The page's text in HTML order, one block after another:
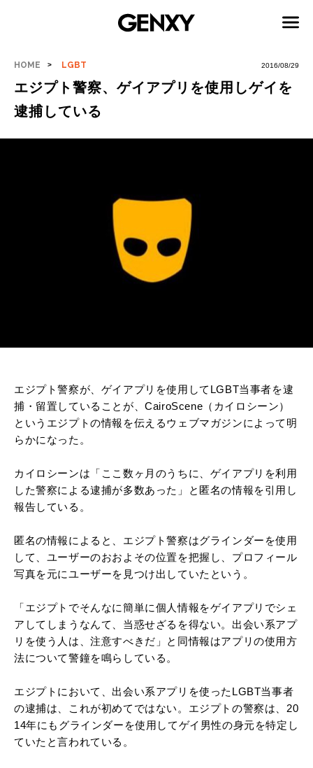
HOME LGBT 2016/08/29
エジプト警察、ゲイアプリを使用しゲイを
逮捕している
エジプト警察が、ゲイアプリを使用してLGBT当事者を逮
捕・留置していることが、CairoScene（カイロシーン）
というエジプトの情報を伝えるウェブマガジンによって明
らかになった。
カイロシーンは「ここ数ヶ月のうちに、ゲイアプリを利用
した警察による逮捕が多数あった」と匿名の情報を引用し
報告している。
匿名の情報によると、エジプト警察はグラインダーを使用
して、ユーザーのおおよその位置を把握し、プロフィール
写真を元にユーザーを見つけ出していたという。
「エジプトでそんなに簡単に個人情報をゲイアプリでシェ
アしてしまうなんて、当惑せざるを得ない。出会い系アプ
リを使う人は、注意すべきだ」と同情報はアプリの使用方
法について警鐘を鳴らしている。
エジプトにおいて、出会い系アプリを使ったLGBT当事者
の逮捕は、これが初めてではない。エジプトの警察は、20
14年にもグラインダーを使用してゲイ男性の身元を特定し
ていたと言われている。